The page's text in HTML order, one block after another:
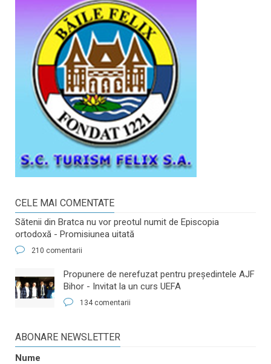
CELE MAI COMENTATE
Sătenii din Bratca nu vor preotul numit de Episcopia
ortodoxă - Promisiunea uitată
210 comentarii
​Propunere de nerefuzat pentru preşedintele AJF
Bihor - Invitat la un curs UEFA
134 comentarii
ABONARE NEWSLETTER
Nume